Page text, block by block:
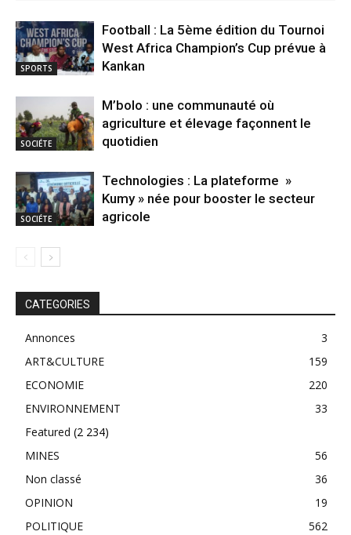
SPORTS
Football : La 5ème édition du Tournoi
West Africa Champion’s Cup prévue à
Kankan
SOCIÉTE
M’bolo : une communauté où
agriculture et élevage façonnent le
quotidien
SOCIÉTE
Technologies : La plateforme »
Kumy » née pour booster le secteur
agricole
CATEGORIES
Annonces
3
ART&CULTURE
159
ECONOMIE
220
ENVIRONNEMENT
33
Featured (2 234)
MINES
56
Non classé
36
OPINION
19
POLITIQUE
562